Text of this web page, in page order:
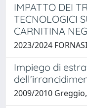
IMPATTO DEI
TECNOLOGICI
CARNITINA
2023/2024
Impiego di
2009/2010